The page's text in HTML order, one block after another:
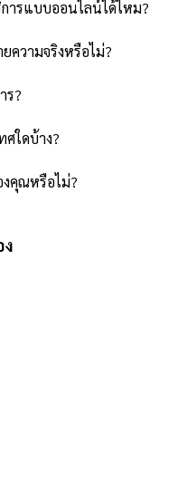
ารแบบออนไลน์ได้ไหม?
วามจริงหรือไม่?
ร?
ศใดบ้าง?
คุณหรือไม่?